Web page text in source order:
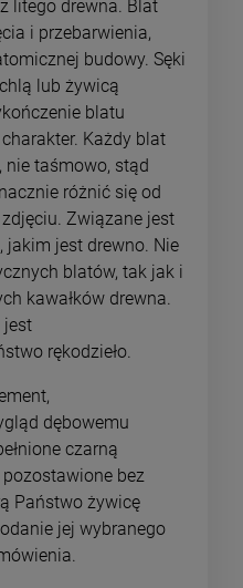
litego drewna. Blat
i przebarwienia,
budowy. Sęki
lub żywicą
blatu
Każdy blat
nie taśmowo, stąd
różnić się od
Związane jest
jakim jest drewno. Nie
blatów, tak jak i
kawałków drewna.
jest
rękodzieło.
dębowemu
czarną
bez
Państwo żywicę
jej wybranego